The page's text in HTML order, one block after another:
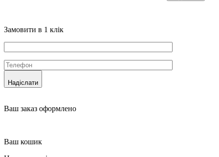
Замовити в 1 клік
Надіслати
Ваш заказ оформлено
Ваш кошик